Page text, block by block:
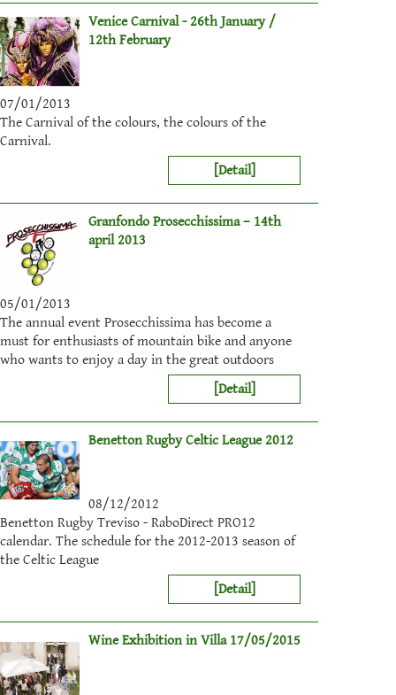
Venice Carnival - 26th January /
12th February
07/01/2013
The Carnival of the colours, the colours of the
Carnival.
[Detail]
Granfondo Prosecchissima – 14th
april 2013
05/01/2013
The annual event Prosecchissima has become a
must for enthusiasts of mountain bike and anyone
who wants to enjoy a day in the great outdoors
[Detail]
Benetton Rugby Celtic League 2012
08/12/2012
Benetton Rugby Treviso - RaboDirect PRO12
calendar. The schedule for the 2012-2013 season of
the Celtic League
[Detail]
Wine Exhibition in Villa 17/05/2015